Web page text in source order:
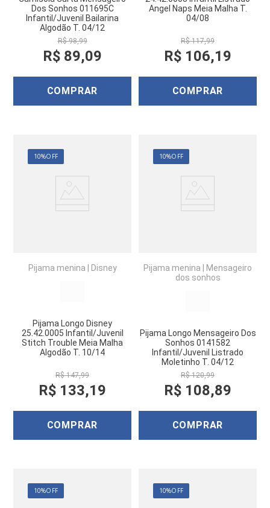
Dos Sonhos 011695C
Infantil/Juvenil Bailarina
Algodão T. 04/12
R$ 98,99
R$ 89,09
COMPRAR
Angel Naps Meia Malha T.
04/08
R$ 117,99
R$ 106,19
COMPRAR
Pijama menina Disney
Pijama Longo Disney
25.42.0005 Infantil/Juvenil
Stitch Trouble Meia Malha
Algodão T. 10/14
10%OFF
R$ 147,99
R$ 133,19
COMPRAR
Pijama menina
Mensageiro
dos sonhos
Pijama Longo Mensageiro Dos
Sonhos 0141582
Infantil/Juvenil Listrado
Moletinho T. 04/12
10%OFF
R$ 120,99
R$ 108,89
COMPRAR
10%OFF 10%OFF